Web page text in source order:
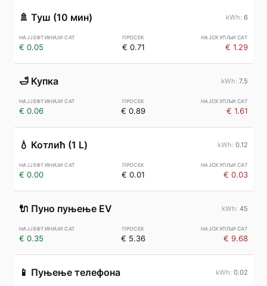
🚿 Туш (10 мин) 6
€ 0.05 € 0.71 € 1.29
🛁 Купка 7.5
€ 0.06 € 0.89 € 1.61
💧 Котлић (1 L) 0.12
€ 0.00 € 0.01 € 0.03
🔌 Пуно пуњење EV 45
€ 0.35 € 5.36 € 9.68
📱 Пуњење телефона 0.02